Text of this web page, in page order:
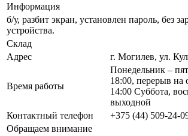
Информация
б/у, разбит экран, установлен пароль, без
устройства.
Склад
Адрес
г. Могилев, ул.
Время работы
Понедельник –
18:00, перерыв на
14:00 Суббота,
выходной
Контактный телефон
+375 (44) 509-24-
Обращаем внимание